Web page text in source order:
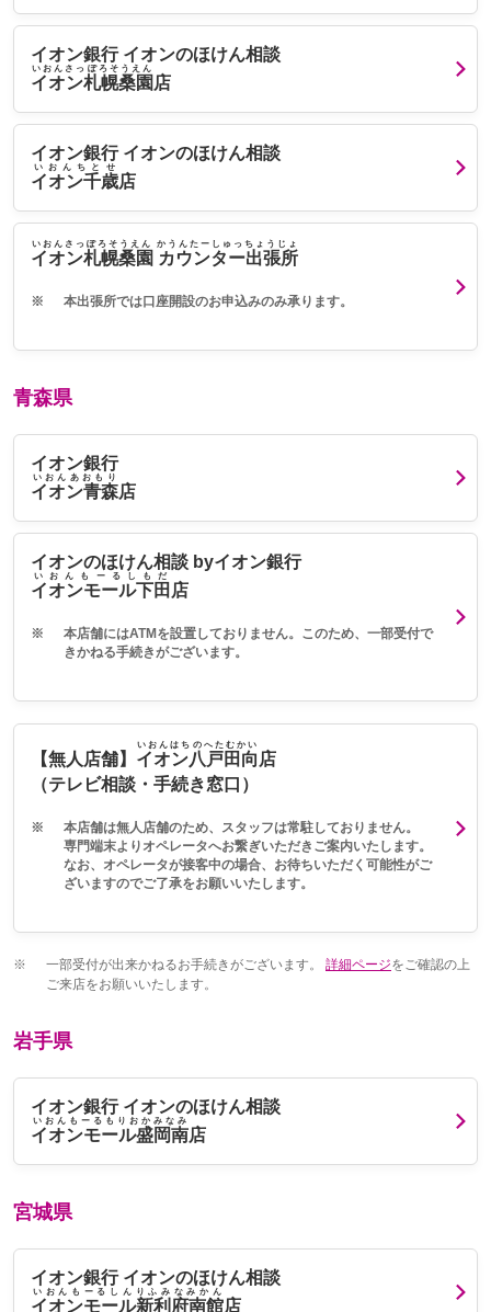
イオン銀行 イオンのほけん相談
イオン札幌桑園
いおんさっぽろそうえん
店
イオン銀行 イオンのほけん相談
イオン千歳
いおんちとせ
店
イオン札幌桑園 カウンター出張所
いおんさっぽろそうえん かうんたーしゅっちょうじょ
※ 本出張所では口座開設のお申込みのみ承ります。
青森県
イオン銀行
イオン青森
いおんあおもり
店
イオンのほけん相談 byイオン銀行
イオンモール下田
いおんもーるしもだ
店
※
本店舗にはATMを設置しておりません。このため、一部受付で
きかねる手続きがございます。
【無人店舗】 イオン八戸田向
いおんはちのへたむかい
店
（テレビ相談・手続き窓口）
※
本店舗は無人店舗のため、スタッフは常駐しておりません。
専門端末よりオペレータへお繋ぎいただきご案内いたします。
なお、オペレータが接客中の場合、お待ちいただく可能性がご
ざいますのでご了承をお願いいたします。
※ 一部受付が出来かねるお手続きがございます。 詳細ページをご確認の上
ご来店をお願いいたします。
岩手県
イオン銀行 イオンのほけん相談
イオンモール盛岡南
いおんもーるもりおかみなみ
店
宮城県
イオン銀行 イオンのほけん相談
イオンモール新利府南館
いおんもーるしんりふみなみかん
店